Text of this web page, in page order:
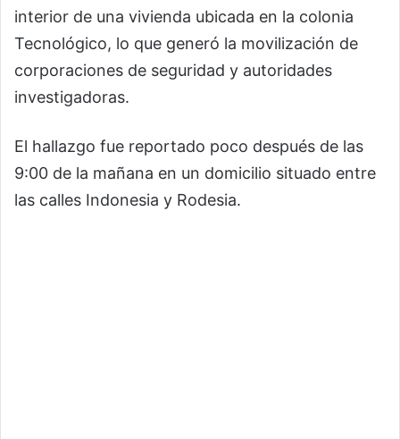
interior de una vivienda ubicada en la colonia
Tecnológico, lo que generó la movilización de
corporaciones de seguridad y autoridades
investigadoras.
El hallazgo fue reportado poco después de las
9:00 de la mañana en un domicilio situado entre
las calles Indonesia y Rodesia.